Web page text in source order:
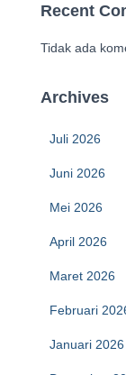
Recent
Tidak ada
Archives
Juli 2026
Juni 2026
Mei 2026
April 2026
Maret 2026
Februari
Januari 2026